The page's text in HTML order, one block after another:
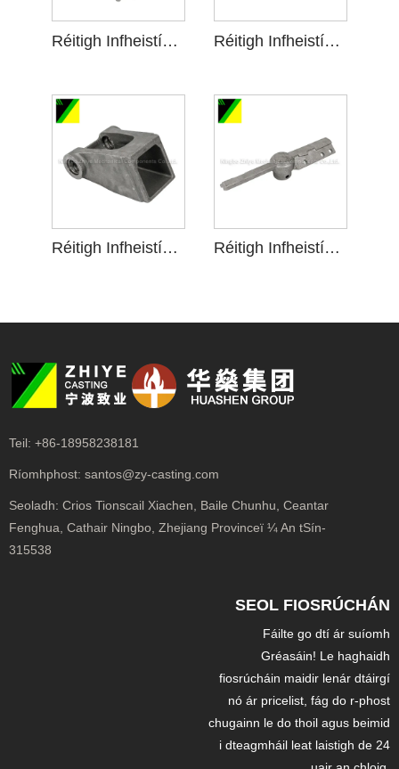
Réitigh Infheistíochta Gloine Uisce le haghaidh Roth Sprocket Réitigh Infheistíochta Gloine Uisce le haghaidh Páirteanna Lúibíní
Réitigh Infheistíochta Gloine Uisce le haghaidh Cúlpháirtí Lúibíní Réitigh Infheistíochta Gloine Uisce le haghaidh Tionól Lúibíní
Teil: +86-18958238181
Ríomhphost: santos@zy-casting.com
Seoladh: Crios Tionscail Xiachen, Baile Chunhu, Ceantar
Fenghua, Cathair Ningbo, Zhejiang Provinceï ¼ An tSín-
315538
SEOL FIOSRÚCHÁN
Fáilte go dtí ár suíomh
Gréasáin! Le haghaidh
fiosrúcháin maidir lenár dtáirgí
nó ár pricelist, fág do r-phost
chugainn le do thoil agus beimid
i dteagmháil leat laistigh de 24